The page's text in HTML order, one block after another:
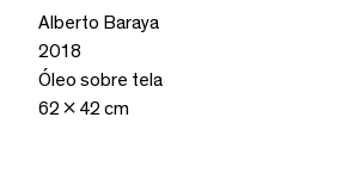
Alberto Baraya
2018
Óleo sobre tela
62 x 42 cm